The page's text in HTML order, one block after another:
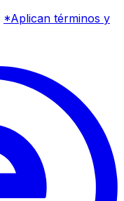
*Aplican términos y